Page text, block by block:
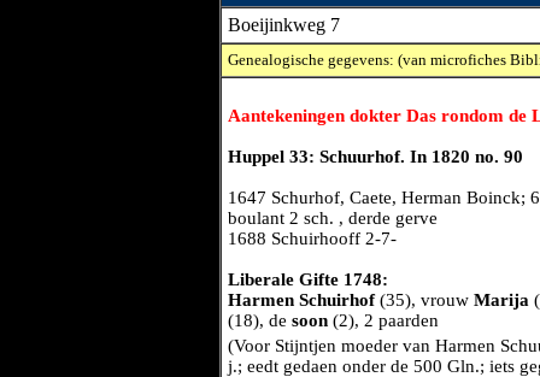
Boeijinkweg 7
Genealogische gegevens: (van microfiches
Aantekeningen dokter Das rondom de
Huppel 33: Schuurhof. In 1820 no. 90
1647 Schurhof, Caete, Herman Boinck;
boulant 2 sch. , derde gerve
1688 Schuirhooff 2-7-
Liberale Gifte 1748:
Harmen Schuirhof(35), vrouw Marija
(18), de soon (2), 2 paarden
(Voor Stijntjen moeder van Harmen
j.; eedt gedaen onder de 500 Gln.; iets